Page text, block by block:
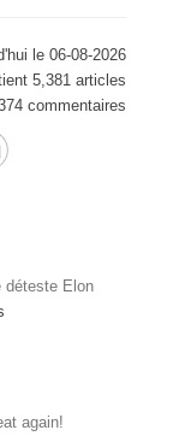
le 06-08-2026
5,381 articles
commentaires
déteste Elon
again!